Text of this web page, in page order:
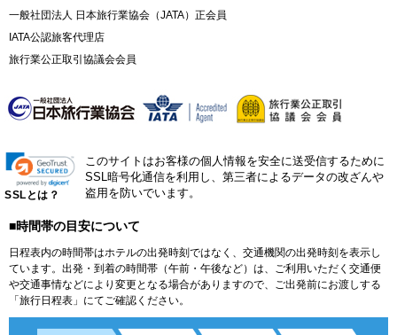
一般社団法人 日本旅行業協会（JATA）正会員
IATA公認旅客代理店
旅行業公正取引協議会会員
SSLとは？
このサイトはお客様の個人情報を安全に送受信するために
SSL暗号化通信を利用し、第三者によるデータの改ざんや
盗用を防いでいます。
■時間帯の目安について
日程表内の時間帯はホテルの出発時刻ではなく、交通機関の出発時刻を表示し
ています。出発・到着の時間帯（午前・午後など）は、ご利用いただく交通便
や交通事情などにより変更となる場合がありますので、ご出発前にお渡しする
「旅行日程表」にてご確認ください。